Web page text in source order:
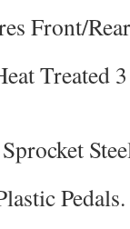
Front/
Treated
Pedals.